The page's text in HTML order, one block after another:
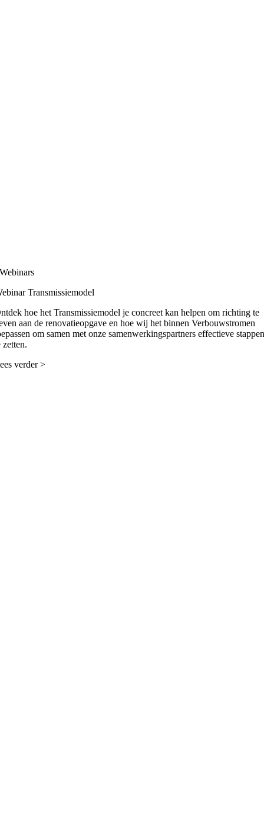
Webinars
Transmissiemodel
hoe het Transmissiemodel je concreet kan helpen om richting te
aan de renovatieopgave en hoe wij het binnen Verbouwstromen
om samen met onze samenwerkingspartners effectieve
zetten.
verder >